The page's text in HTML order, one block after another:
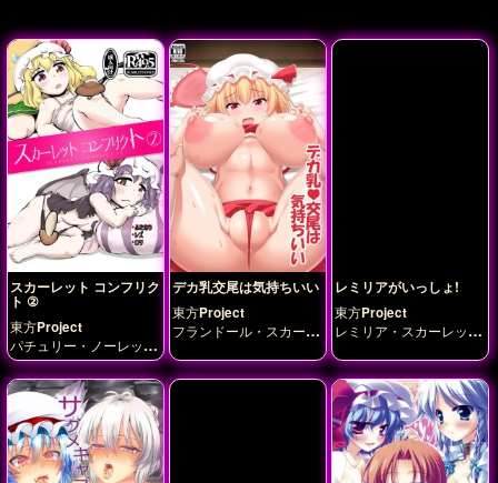
スカーレット コンフリク
ト ②
東方Project
パチュリー・ノーレッ
ジ フランドール・スカ
ーレット レミリア・ス
カーレット 古明地こい
し
デカ乳交尾は気持ちいい
東方Project
フランドール・スカーレ
ミリア・スカーレット
上白沢慧音 十六夜咲夜
レミリアがいっしょ!
東方Project
レミリア・スカーレッ